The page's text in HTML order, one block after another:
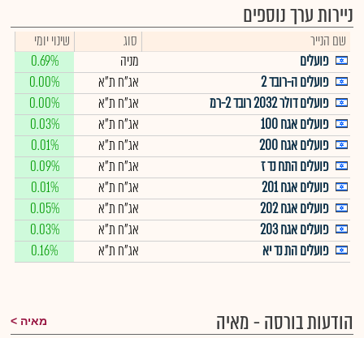
ניירות ערך נוספים
שם הנייר סוג
שינוי יומי
פועלים
מניה
0.69%
פועלים ה-רובד 2
אג"ח ת"א
0.00%
פועלים דולר 2032 רובד 2-רמ
אג"ח ת"א
0.00%
פועלים אגח 100
אג"ח ת"א
0.03%
פועלים אגח 200
אג"ח ת"א
0.01%
פועלים התח נד ז
אג"ח ת"א
0.09%
פועלים אגח 201
אג"ח ת"א
0.01%
פועלים אגח 202
אג"ח ת"א
0.05%
פועלים אגח 203
אג"ח ת"א
0.03%
פועלים הת נד יא
אג"ח ת"א 0.16%
הודעות בורסה - מאיה מאיה